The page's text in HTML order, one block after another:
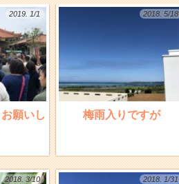
2019. 1/1
願いし
2018. 5/18
梅雨入りですが
2018. 3/10 2018. 1/31